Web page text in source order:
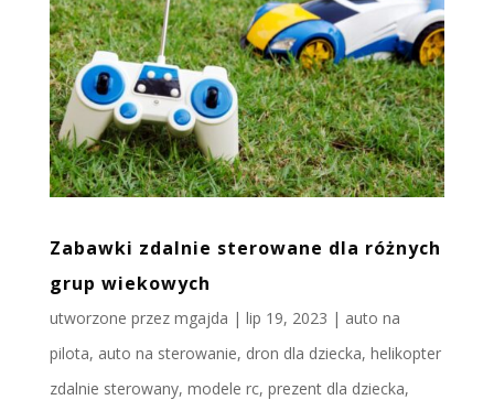
Zabawki zdalnie sterowane dla różnych
grup wiekowych
utworzone przez mgajda | lip 19, 2023 | auto na
pilota, auto na sterowanie, dron dla dziecka, helikopter
zdalnie sterowany, modele rc, prezent dla dziecka,